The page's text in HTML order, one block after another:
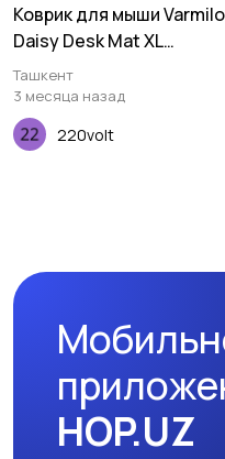
Коврик для мыши Varmilo
Daisy Desk Mat XL
(900х400х3мм)
Ташкент
3 месяца назад
220volt
HOP.UZ